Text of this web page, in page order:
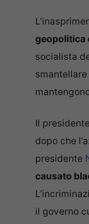
geopolitica
socialista
Il
dopo che
presidente
causato
il governo